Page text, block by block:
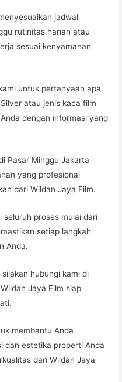
jadwal
rutinitas harian atau
sesuai kenyamanan
untuk pertanyaan apa
atau jenis kaca film
dengan informasi yang
Pasar Minggu Jakarta
yang profesional
dari Wildan Jaya Film.
seluruh proses mulai dari
setiap langkah
Anda.
hubungi kami di
Jaya Film siap
membantu Anda
dan estetika properti Anda
dari Wildan Jaya